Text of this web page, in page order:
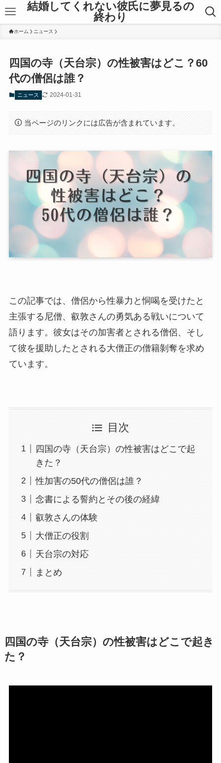
結婚してくれない彼氏に夢見るの
終わり
ホーム ニュース
四国の寺（天台宗）の性被害はどこ？60
代の僧侶は誰？
ニュース 2024-01-31
当ページのリンクには広告が含まれています。
この記事では、僧侶から性暴力と恫喝を受けたと
主張する尼僧、叡敦さんの勇気ある戦いについて
語ります。彼女はその加害者とされる僧侶、そし
て彼を援助したとされる大僧正の僧籍剝奪を求め
ています。
目次
四国の寺（天台宗）の性被害はどこで起
きた？
性加害の50代の僧侶は誰？
念書による誓約とその後の経緯
叡敦さんの体験
大僧正の役割
天台宗の対応
まとめ
四国の寺（天台宗）の性被害はどこで起き
た？